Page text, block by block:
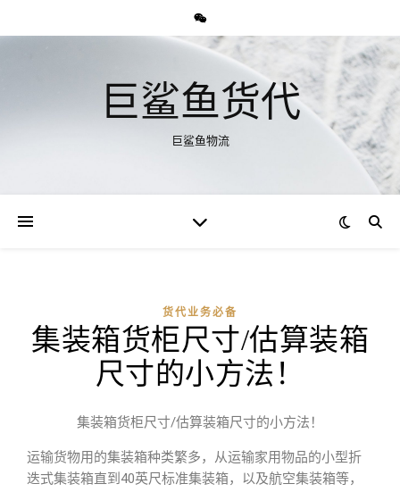
巨鲨鱼货代
巨鲨鱼物流
货代业务必备
集装箱货柜尺寸/估算装箱
尺寸的小方法！
集装箱货柜尺寸/估算装箱尺寸的小方法！
运输货物用的集装箱种类繁多，从运输家用物品的小型折
迭式集装箱直到40英尺标准集装箱，以及航空集装箱等，